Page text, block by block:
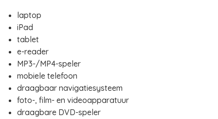
laptop
iPad
tablet
e-reader
MP3-/MP4-speler
mobiele telefoon
draagbaar navigatiesysteem
foto-, film- en videoapparatuur
draagbare DVD-speler